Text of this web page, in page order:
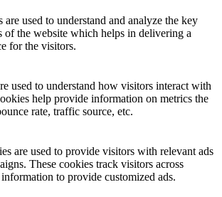
are used to understand and analyze the key
of the website which helps in delivering a
for the visitors.
used to understand how visitors interact with
help provide information on metrics the
rate, traffic source, etc.
are used to provide visitors with relevant ads
These cookies track visitors across
to provide customized ads.